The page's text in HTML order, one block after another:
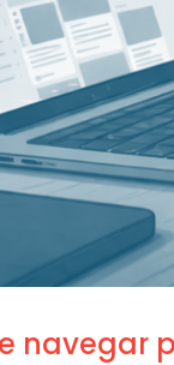
navegar